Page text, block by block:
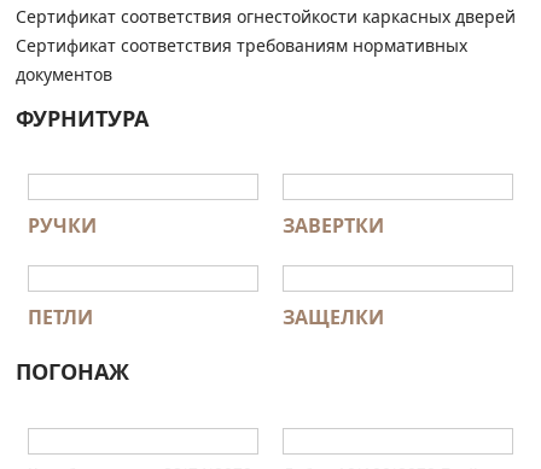
Сертификат соответствия огнестойкости каркасных дверей
Сертификат соответствия требованиям нормативных
документов
ФУРНИТУРА
РУЧКИ ЗАВЕРТКИ
ПЕТЛИ ЗАЩЕЛКИ
ПОГОНАЖ